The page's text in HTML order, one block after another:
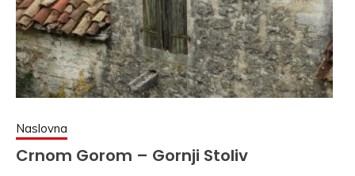
Naslovna
Crnom Gorom – Gornji Stoliv